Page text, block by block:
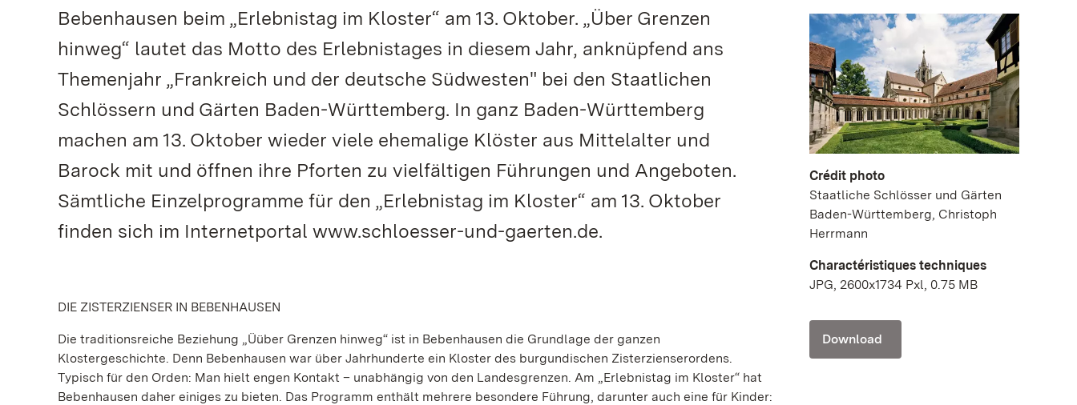
Bebenhausen beim „Erlebnistag im Kloster“ am 13. Oktober. „Über Grenzen
hinweg“ lautet das Motto des Erlebnistages in diesem Jahr, anknüpfend ans
Themenjahr „Frankreich und der deutsche Südwesten" bei den Staatlichen
Schlössern und Gärten Baden-Württemberg. In ganz Baden-Württemberg
machen am 13. Oktober wieder viele ehemalige Klöster aus Mittelalter und
Barock mit und öffnen ihre Pforten zu vielfältigen Führungen und Angeboten.
Sämtliche Einzelprogramme für den „Erlebnistag im Kloster“ am 13. Oktober
finden sich im Internetportal www.schloesser-und-gaerten.de.
DIE ZISTERZIENSER IN BEBENHAUSEN
Die traditionsreiche Beziehung „Üüber Grenzen hinweg“ ist in Bebenhausen die Grundlage der ganzen
Klostergeschichte. Denn Bebenhausen war über Jahrhunderte ein Kloster des burgundischen Zisterzienserordens.
Typisch für den Orden: Man hielt engen Kontakt – unabhängig von den Landesgrenzen. Am „Erlebnistag im Kloster“ hat
Bebenhausen daher einiges zu bieten. Das Programm enthält mehrere besondere Führung, darunter auch eine für Kinder:
Crédit photo
Staatliche Schlösser und Gärten
Baden-Württemberg, Christoph
Herrmann
Charactéristiques techniques
JPG, 2600x1734 Pxl, 0.75 MB
Download